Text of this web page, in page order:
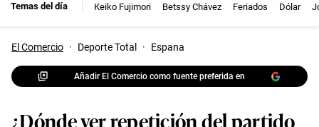
Temas del día Keiko Fujimori Betssy Chávez Feriados Dólar
El Comercio · Deporte Total · Espana
Añadir El Comercio como fuente preferida en
¿Dónde ver repetición del partido